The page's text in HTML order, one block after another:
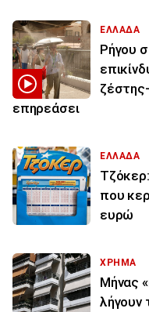
ΕΛΛΑΔΑ
Ρήγου
επηρεάσει
ΕΛΛΑΔΑ
Τζόκερ:
που
ευρώ
ΧΡΗΜΑ
Μήνας
λήγουν